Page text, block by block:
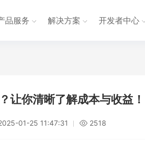
品服务 解决方案 开发者中心
让你清晰了解成本与收益！
01-25 11:47:31 2518